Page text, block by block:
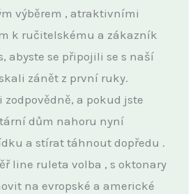
výběrem , atraktivními
k ručitelskému a zákazník
abyste se připojili se s naší
zánět z první ruky.
a pokud jste
dům nahoru nyní
a stírat táhnout dopředu .
line ruleta volba , s oktonary
na evropské a americké